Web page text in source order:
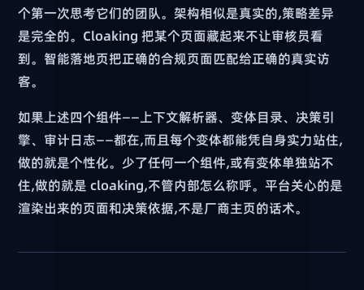
个第一次思考它们的团队。架构相似是真实的,策略差异
是完全的。Cloaking 把某个页面藏起来不让审核员看
到。智能落地页把正确的合规页面匹配给正确的真实访
客。
如果上述四个组件——上下文解析器、变体目录、决策引
擎、审计日志——都在,而且每个变体都能凭自身实力站住,
做的就是个性化。少了任何一个组件,或有变体单独站不
住,做的就是 cloaking,不管内部怎么称呼。平台关心的是
渲染出来的页面和决策依据,不是厂商主页的话术。